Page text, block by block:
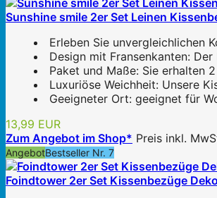
Sunshine smile 2er Set Leinen
Erleben Sie unvergleichlichen
Design mit Fransenkanten:
Paket und Maße: Sie erhalten
Luxuriöse Weichheit: Unsere
Geeigneter Ort: geeignet für
13,99 EUR
Zum Angebot im Shop* Preis inkl.
AngebotBestseller Nr. 7
Foindtower 2er Set Kissenbezüge